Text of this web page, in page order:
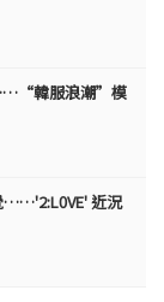
韓服浪潮”模
……'2:L0VE' 近況